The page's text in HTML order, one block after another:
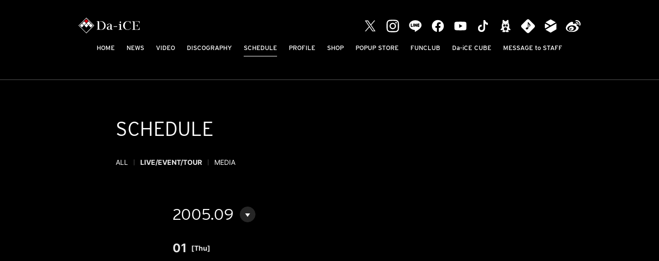
HOME NEWS VIDEO DISCOGRAPHY SCHEDULE PROFILE SHOP POPUP STORE FUNCLUB Da-iCE CUBE MESSAGE to STAFF
SCHEDULE
ALL LIVE/EVENT/TOUR MEDIA
2005.09
01 [Thu]